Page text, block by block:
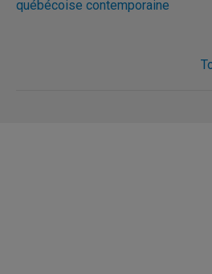
québécoise contemporaine